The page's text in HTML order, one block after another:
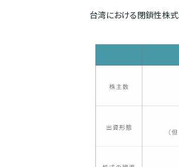
台湾における閉鎖性株